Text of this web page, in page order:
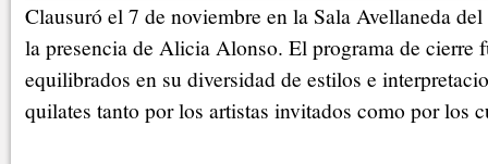
Clausuró el 7 de noviembre en la Sala Avellaneda
la presencia de Alicia Alonso. El programa de cierre
equilibrados en su diversidad de estilos e
quilates tanto por los artistas invitados como por los